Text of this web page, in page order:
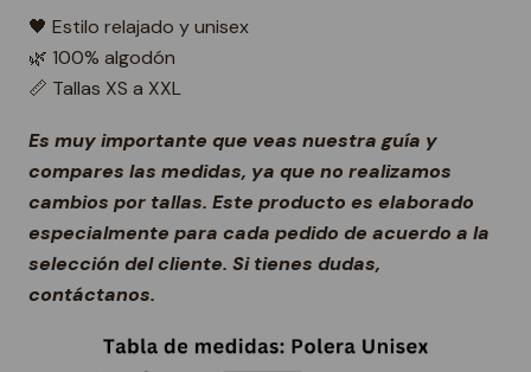
🖤 Estilo relajado y unisex
🌿 100% algodón
📏 Tallas XS a XXL
Es muy importante que veas nuestra guía y
compares las medidas, ya que no realizamos
cambios por tallas. Este producto es elaborado
especialmente para cada pedido de acuerdo a la
selección del cliente. Si tienes dudas,
contáctanos.